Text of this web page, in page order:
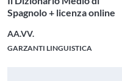
Spagnolo + licenza online
AA.VV.
GARZANTI LINGUISTICA